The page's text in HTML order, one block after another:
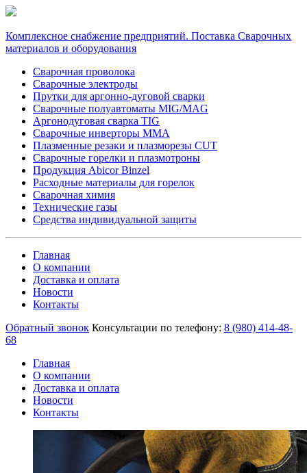
Комплексное снабжение предприятий. Поставка Сварочных
материалов и оборудования
Сварочная проволока
Сварочные электроды
Прутки для аргонно-дуговой сварки
Сварочные полуавтоматы MIG/MAG
Аргонодуговая сварка TIG
Сварочные инверторы MMA
Плазменные резаки и плазморезы CUT
Сварочные горелки и плазмотроны
Продукция Abicor Binzel
Расходные материалы для горелок
Сварочная химия
Технические газы
Средства индивидуальной защиты
Главная
О компании
Доставка и оплата
Новости
Контакты
Обратный звонок Консультации по телефону: 8 (980) 414-48-
68
Главная
О компании
Доставка и оплата
Новости
Контакты